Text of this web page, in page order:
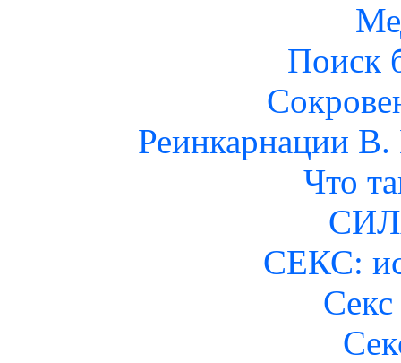
Поиск
Реинкарнации
Что
СЕКС: